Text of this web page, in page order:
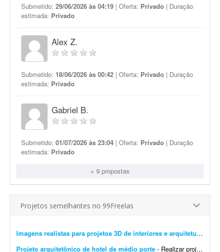
Submetido: 29/06/2026 às 04:19 | Oferta: Privado | Duração
estimada: Privado
Alex Z.
Submetido: 18/06/2026 às 00:42 | Oferta: Privado | Duração
estimada: Privado
Gabriel B.
Submetido: 01/07/2026 às 23:04 | Oferta: Privado | Duração
estimada: Privado
+ 9 propostas
Projetos semelhantes no 99Freelas
Imagens realistas para projetos 3D de interiores e arquitetura
Projeto arquitetônico de hotel de médio porte - Realizar projeto arquitetônico para hotel de médio porte e entregar os desenhos técnicos realizados em softwares de modelagem CAD/BIM. Você deverá entregar: * Rel...